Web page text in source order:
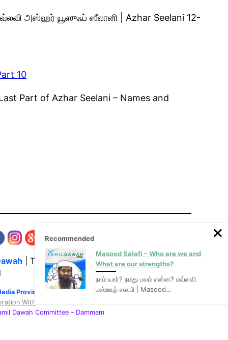
அஸ்ஹர் யூஸுஃப் ஸீலானி | Azhar Seelani 12-
10
Part of Azhar Seelani – Names and
| The Media Hub for Islamic Lectures
Provider of video & audio mp3 tamil bayans
With
Dawah Committee – Dammam
Recommended
Masood Salafi – Who are we and
What are our strengths?
நாம் யார்? நமது பலம் என்ன? மவ்லவி
மஸ்ஊத் ஸலபி | Masood…